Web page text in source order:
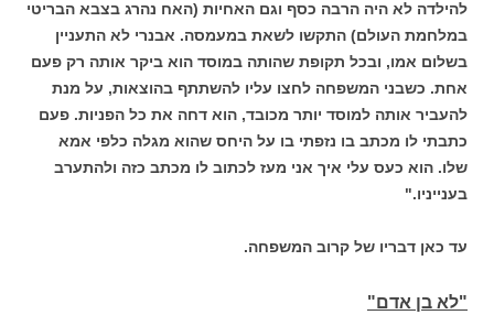
להילדה לא היה הרבה כסף וגם האחיות (האח נהרג בצבא הבריטי
במלחמת העולם) התקשו לשאת במעמסה. אבנרי לא התעניין
בשלום אמו, ובכל תקופת שהותה במוסד הוא ביקר אותה רק פעם
אחת. כשבני המשפחה לחצו עליו להשתתף בהוצאות, על מנת
להעביר אותה למוסד יותר מכובד, הוא דחה את כל הפניות. פעם
כתבתי לו מכתב בו נזפתי בו על היחס שהוא מגלה כלפי אמא
שלו. הוא כעס עלי איך אני מעז לכתוב לו מכתב כזה ולהתערב
בענייניו."
עד כאן דבריו של קרוב המשפחה.
"לא בן אדם"